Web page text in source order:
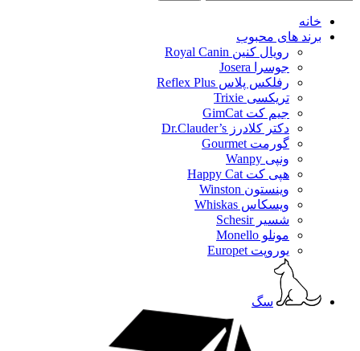
خانه
برند های محبوب
رویال کنین Royal Canin
جوسرا Josera
رفلکس پلاس Reflex Plus
تریکسی Trixie
جیم کت GimCat
دکتر کلادرز Dr.Clauder’s
گورمت Gourmet
ونپی Wanpy
هپی کت Happy Cat
وینستون Winston
ویسکاس Whiskas
شسیر Schesir
مونلو Monello
یوروپت Europet
سگ